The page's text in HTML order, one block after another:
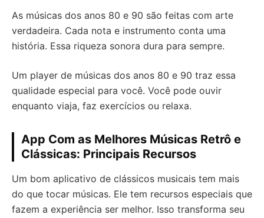
As músicas dos anos 80 e 90 são feitas com arte
verdadeira. Cada nota e instrumento conta uma
história. Essa riqueza sonora dura para sempre.
Um player de músicas dos anos 80 e 90 traz essa
qualidade especial para você. Você pode ouvir
enquanto viaja, faz exercícios ou relaxa.
App Com as Melhores Músicas Retrô e
Clássicas: Principais Recursos
Um bom aplicativo de clássicos musicais tem mais
do que tocar músicas. Ele tem recursos especiais que
fazem a experiência ser melhor. Isso transforma seu